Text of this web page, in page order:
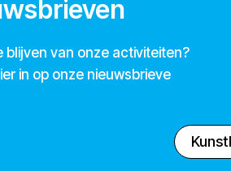
blijven van onze activiteiten?
in op onze nieuwsbrieve